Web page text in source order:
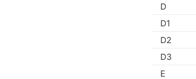
D
D1
D2
D3
E